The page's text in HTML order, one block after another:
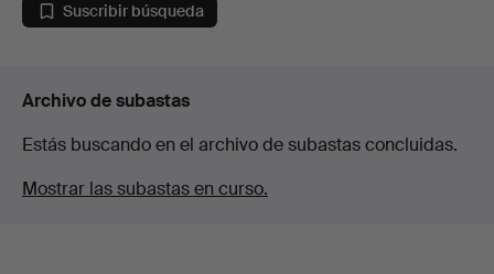
Suscribir búsqueda
Archivo de subastas
Estás buscando en el archivo de subastas concluidas.
Mostrar las subastas en curso.